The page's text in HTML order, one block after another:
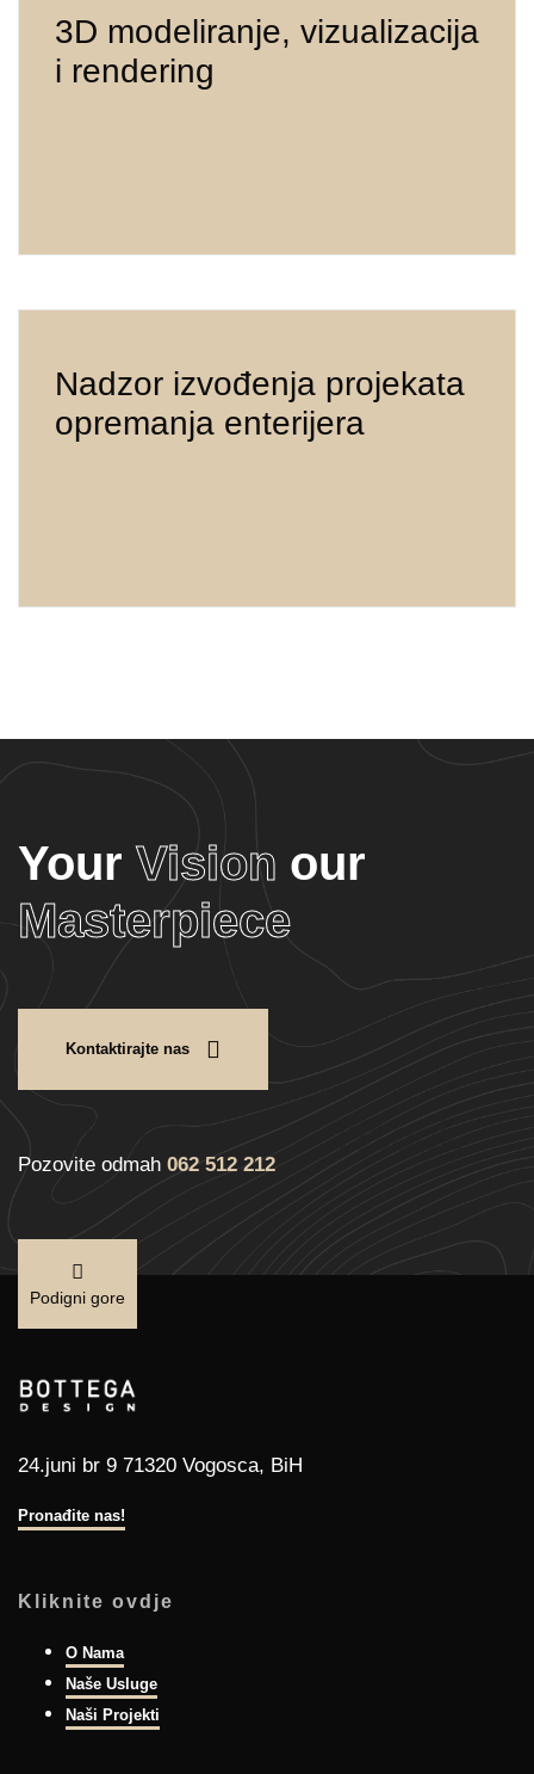
3D modeliranje, vizualizacija
i rendering
Nadzor izvođenja projekata
opremanja enterijera
YourVision our
Masterpiece
Kontaktirajte nas
Pozovite odmah 062 512 212
24.juni br 9 71320 Vogosca, BiH
Pronađite nas!
Kliknite ovdje
O Nama
Naše Usluge
Naši Projekti
Podigni gore